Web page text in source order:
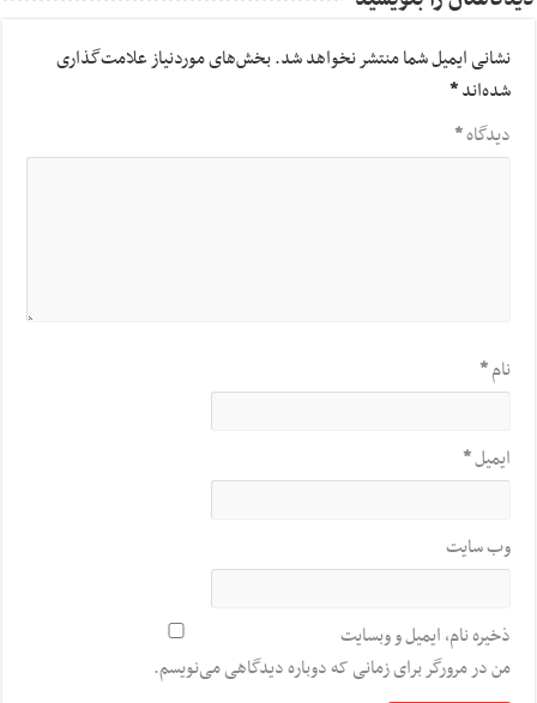
نشانی ایمیل شما منتشر نخواهد شد.بخش‌های موردنیاز علامت‌گذاری
شده‌اند*
دیدگاه*
نام*
ایمیل*
وب‌ سایت
ذخیره نام، ایمیل و وبسایت
من در مرورگر برای زمانی که دوباره دیدگاهی می‌نویسم.